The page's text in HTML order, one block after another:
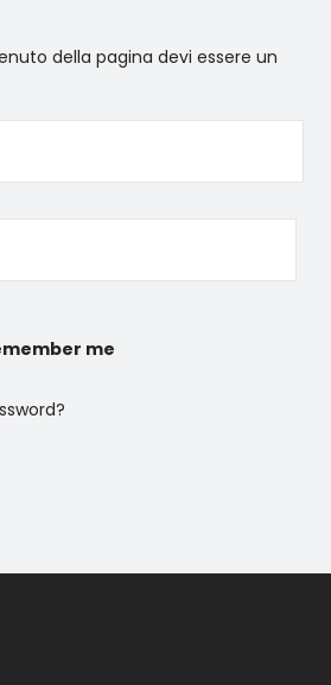
della pagina devi essere un
me